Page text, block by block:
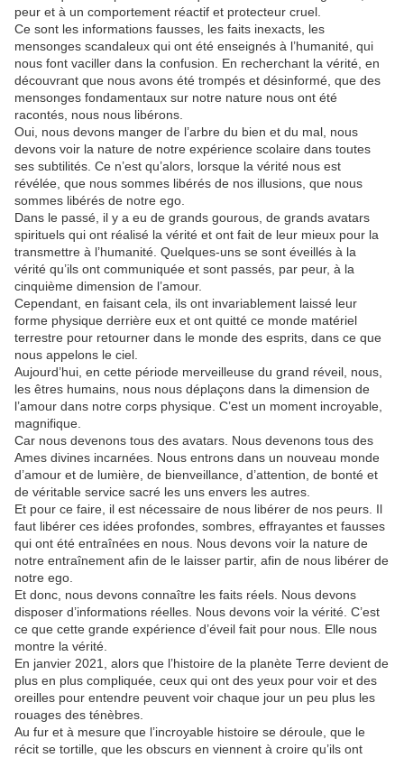
peur et à un comportement réactif et protecteur cruel.
Ce sont les informations fausses, les faits inexacts, les
mensonges scandaleux qui ont été enseignés à l’humanité, qui
nous font vaciller dans la confusion. En recherchant la vérité, en
découvrant que nous avons été trompés et désinformé, que des
mensonges fondamentaux sur notre nature nous ont été
racontés, nous nous libérons.
Oui, nous devons manger de l’arbre du bien et du mal, nous
devons voir la nature de notre expérience scolaire dans toutes
ses subtilités. Ce n’est qu’alors, lorsque la vérité nous est
révélée, que nous sommes libérés de nos illusions, que nous
sommes libérés de notre ego.
Dans le passé, il y a eu de grands gourous, de grands avatars
spirituels qui ont réalisé la vérité et ont fait de leur mieux pour la
transmettre à l’humanité. Quelques-uns se sont éveillés à la
vérité qu’ils ont communiquée et sont passés, par peur, à la
cinquième dimension de l’amour.
Cependant, en faisant cela, ils ont invariablement laissé leur
forme physique derrière eux et ont quitté ce monde matériel
terrestre pour retourner dans le monde des esprits, dans ce que
nous appelons le ciel.
Aujourd’hui, en cette période merveilleuse du grand réveil, nous,
les êtres humains, nous nous déplaçons dans la dimension de
l’amour dans notre corps physique. C’est un moment incroyable,
magnifique.
Car nous devenons tous des avatars. Nous devenons tous des
Ames divines incarnées. Nous entrons dans un nouveau monde
d’amour et de lumière, de bienveillance, d’attention, de bonté et
de véritable service sacré les uns envers les autres.
Et pour ce faire, il est nécessaire de nous libérer de nos peurs. Il
faut libérer ces idées profondes, sombres, effrayantes et fausses
qui ont été entraînées en nous. Nous devons voir la nature de
notre entraînement afin de le laisser partir, afin de nous libérer de
notre ego.
Et donc, nous devons connaître les faits réels. Nous devons
disposer d’informations réelles. Nous devons voir la vérité. C’est
ce que cette grande expérience d’éveil fait pour nous. Elle nous
montre la vérité.
En janvier 2021, alors que l’histoire de la planète Terre devient de
plus en plus compliquée, ceux qui ont des yeux pour voir et des
oreilles pour entendre peuvent voir chaque jour un peu plus les
rouages des ténèbres.
Au fur et à mesure que l’incroyable histoire se déroule, que le
récit se tortille, que les obscurs en viennent à croire qu’ils ont